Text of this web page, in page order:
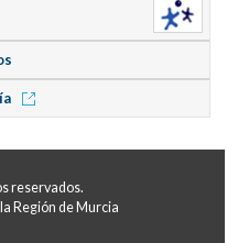
reservados.
Región de Murcia